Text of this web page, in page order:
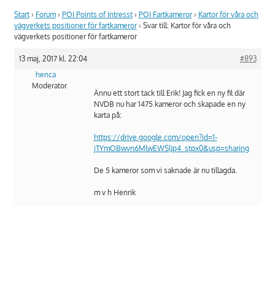
Start › Forum › POI Points of Intresst › POI Fartkameror › Kartor för våra och
vägverkets positioner för fartkameror › Svar till: Kartor för våra och
vägverkets positioner för fartkameror
13 maj, 2017 kl. 22:04
#893
henca
Moderator
Ännu ett stort tack till Erik! Jag fick en ny fil där
NVDB nu har 1475 kameror och skapade en ny
karta på:
https://drive.google.com/open?id=1-
jTYmOBwvn6MlwEWSlJp4_stpx0&usp=sharing
De 5 kameror som vi saknade är nu tillagda.
m v h Henrik